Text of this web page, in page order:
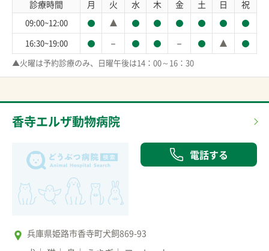
診療時間 月 火 水 木 金 土 日 祝
09:00~12:00
16:30~19:00
－ －
▲火曜は予約診療のみ、日曜午後は14：00～16：30
香寺エルザ動物病院
電話する
兵庫県姫路市香寺町犬飼869-93